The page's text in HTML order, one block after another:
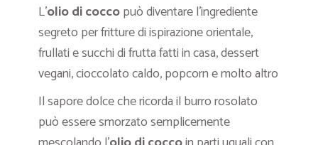
L’olio di coccopuò diventare l’ingrediente
segreto per fritture di ispirazione orientale,
frullati e succhi di frutta fatti in casa, dessert
vegani, cioccolato caldo, popcorn e molto altro
Il sapore dolce che ricorda il burro rosolato
può essere smorzato semplicemente